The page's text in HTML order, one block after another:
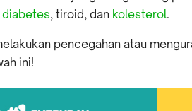
diabetes, tiroid, dan kolesterol.
pencegahan atau
ini!